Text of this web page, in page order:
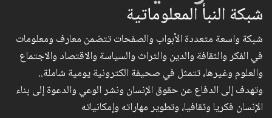
شبكة النبأ المعلوماتية
شبكة واسعة متعددة الأبواب والصفحات تتضمن معارف ومعلومات
في الفكر والثقافة والدين والتراث والسياسة والاقتصاد والاجتماع
والعلوم وغيرها، تتمثل في صحيفة الكترونية يومية شاملة..
وتهدف إلى الدفاع عن حقوق الإنسان ونشر الوعي والدعوة إلى بناء
الإنسان فكريا وثقافيا، وتطوير مهاراته وإمكانياته